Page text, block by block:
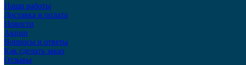
Наши работы
Доставка и оплата
Новости
Акции
Вопросы и ответы
Как сделать заказ
Отзывы